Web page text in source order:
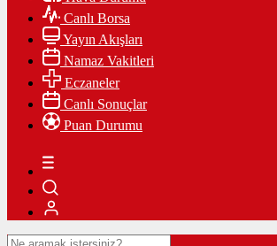
Canlı Borsa
Yayın Akışları
Namaz Vakitleri
Eczaneler
Canlı Sonuçlar
Puan Durumu